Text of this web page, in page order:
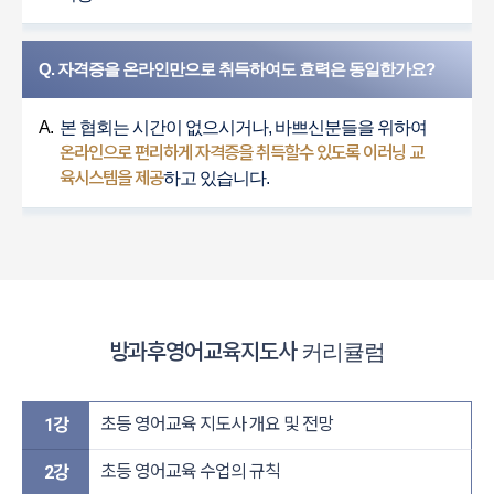
Q. 자격증을 온라인만으로 취득하여도 효력은 동일한가요?
A. 본 협회는 시간이 없으시거나, 바쁘신분들을 위하여
온라인으로 편리하게 자격증을 취득할수 있도록 이러닝 교
육시스템을 제공하고 있습니다.
방과후영어교육지도사 커리큘럼
1강 초등 영어교육 지도사 개요 및 전망
2강 초등 영어교육 수업의 규칙